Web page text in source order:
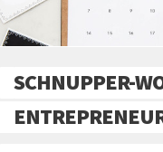
SCHNUPPER-